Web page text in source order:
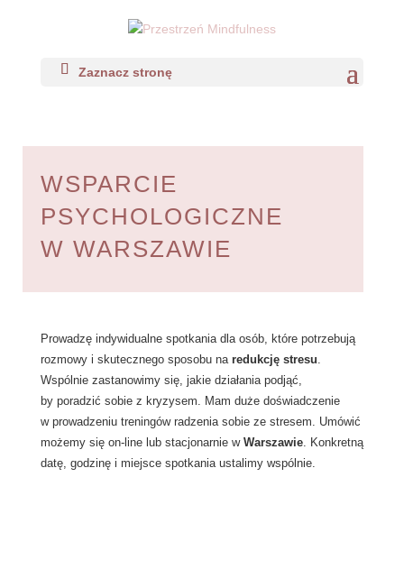
Zaznacz stronę
WSPARCIE
PSYCHOLOGICZNE
W WARSZAWIE
Prowadzę indywidualne spotkania dla osób, które potrzebują
rozmowy i skutecznego sposobu na redukcję stresu.
Wspólnie zastanowimy się, jakie działania podjąć,
by poradzić sobie z kryzysem. Mam duże doświadczenie
w prowadzeniu treningów radzenia sobie ze stresem. Umówić
możemy się on-line lub stacjonarnie w Warszawie. Konkretną
datę, godzinę i miejsce spotkania ustalimy wspólnie.